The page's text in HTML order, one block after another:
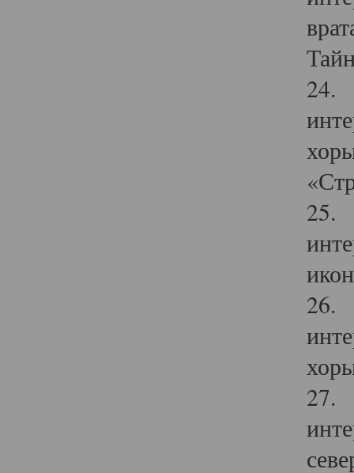
24.
25.
26.
27.